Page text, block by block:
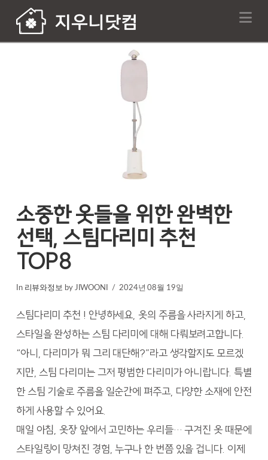
소중한 옷들을 위한 완벽한
선택, 스팀다리미 추천
TOP8
In 리뷰와정보 by JIWOONI 2024년 08월 19일
스팀다리미 추천 ! 안녕하세요, 옷의 주름을 사라지게 하고,
스타일을 완성하는 스팀 다리미에 대해 다뤄보려고합니다.
“아니, 다리미가 뭐 그리 대단해?”라고 생각할지도 모르겠
지만, 스팀 다리미는 그저 평범한 다리미가 아니랍니다. 특별
한 스팀 기술로 주름을 일순간에 펴주고, 다양한 소재에 안전
하게 사용할 수 있어요.
매일 아침, 옷장 앞에서 고민하는 우리들… 구겨진 옷 때문에
스타일링이 망쳐진 경험, 누구나 한 번쯤 있을 겁니다. 이제